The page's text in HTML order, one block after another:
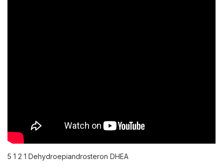
5 1 2 1 Dehydroepiandrosteron DHEA